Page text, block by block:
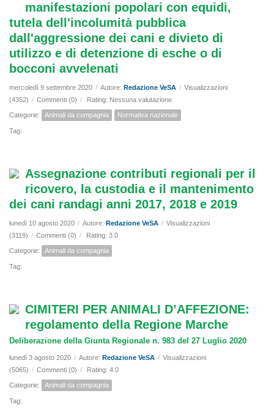
manifestazioni popolari con equidi,
tutela dell'incolumità pubblica
dall'aggressione dei cani e divieto di
utilizzo e di detenzione di esche o di
bocconi avvelenati
mercoledì 9 settembre 2020 / Autore: Redazione VeSA / Visualizzazioni
(4352) / Commenti (0) / Rating: Nessuna valutazione
Categorie: Animali da compagnia Normativa nazionale
Tag:
Assegnazione contributi regionali per il
ricovero, la custodia e il mantenimento
dei cani randagi anni 2017, 2018 e 2019
lunedì 10 agosto 2020 / Autore: Redazione VeSA / Visualizzazioni
(3119) / Commenti (0) / Rating: 3.0
Categorie: Animali da compagnia
Tag:
CIMITERI PER ANIMALI D’AFFEZIONE:
regolamento della Regione Marche
Deliberazione della Giunta Regionale n. 983 del 27 Luglio 2020
lunedì 3 agosto 2020 / Autore: Redazione VeSA / Visualizzazioni
(5065) / Commenti (0) / Rating: 4.0
Categorie: Animali da compagnia
Tag: